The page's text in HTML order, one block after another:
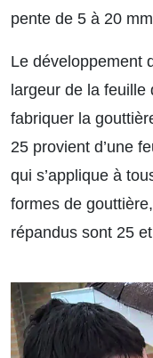
pente de 5 à 20
Le développement
largeur de la feuille
fabriquer la
25 provient d’une
qui s’applique à
formes de
répandus sont 25